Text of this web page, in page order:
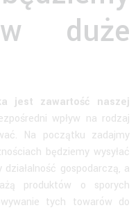
duże
jest zawartość naszej
wpływ na rodzaj
Na początku zadajmy
będziemy wysyłać
gospodarczą, a
produktów o sporych
tych towarów do